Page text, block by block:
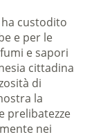
custodito
e per le
e sapori
cittadina
di
la
prelibatezze
nei